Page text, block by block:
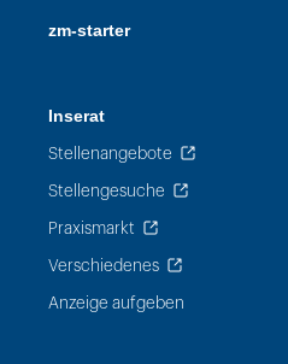
zm-starter
Inserat
Stellenangebote
Stellengesuche
Praxismarkt
Verschiedenes
Anzeige aufgeben